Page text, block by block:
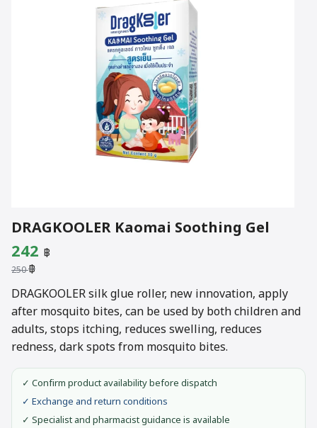
DRAGKOOLER Kaomai Soothing Gel
250฿
Original
price
was:
250 ฿.
242 ฿
is:
242 ฿.
DRAGKOOLER silk glue roller, new innovation, apply
after mosquito bites, can be used by both children and
adults, stops itching, reduces swelling, reduces
redness, dark spots from mosquito bites.
✓ Confirm product availability before dispatch
✓ Exchange and return conditions
✓ Specialist and pharmacist guidance is available